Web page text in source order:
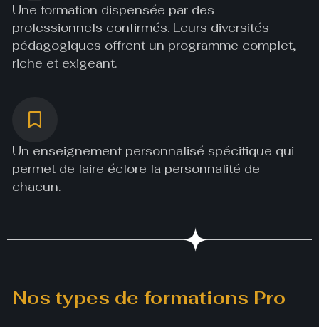
Une formation dispensée par des
professionnels confirmés. Leurs diversités
pédagogiques offrent un programme complet,
riche et exigeant.
Un enseignement personnalisé spécifique qui
permet de faire éclore la personnalité de
chacun.
Nos types de formations Pro